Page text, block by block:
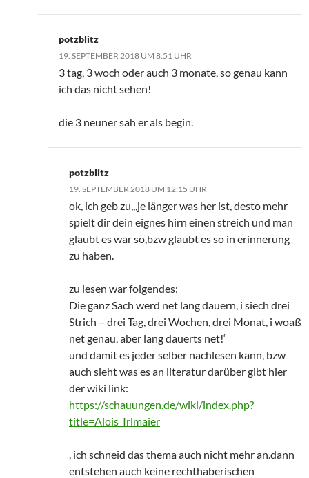
potzblitz
19. SEPTEMBER 2018 UM 8:51 UHR
3 tag, 3 woch oder auch 3 monate, so genau kann
ich das nicht sehen!
die 3 neuner sah er als begin.
potzblitz
19. SEPTEMBER 2018 UM 12:15 UHR
ok, ich geb zu,,,je länger was her ist, desto mehr
spielt dir dein eignes hirn einen streich und man
glaubt es war so,bzw glaubt es so in erinnerung
zu haben.
zu lesen war folgendes:
Die ganz Sach werd net lang dauern, i siech drei
Strich – drei Tag, drei Wochen, drei Monat, i woaß
net genau, aber lang dauerts net!‘
und damit es jeder selber nachlesen kann, bzw
auch sieht was es an literatur darüber gibt hier
der wiki link:
https://schauungen.de/wiki/index.php?
title=Alois_Irlmaier
, ich schneid das thema auch nicht mehr an.dann
entstehen auch keine rechthaberischen